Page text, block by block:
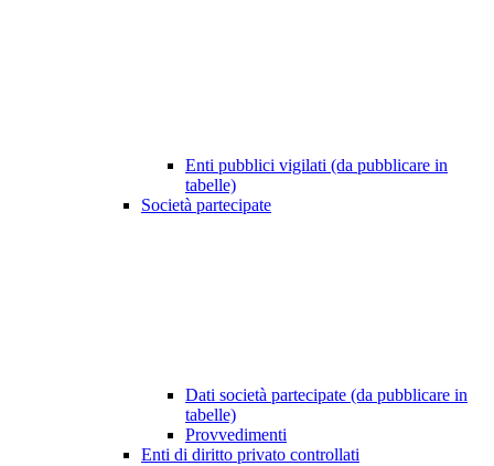
Enti pubblici vigilati (da pubblicare in
tabelle)
Società partecipate
Dati società partecipate (da pubblicare in
tabelle)
Provvedimenti
Enti di diritto privato controllati